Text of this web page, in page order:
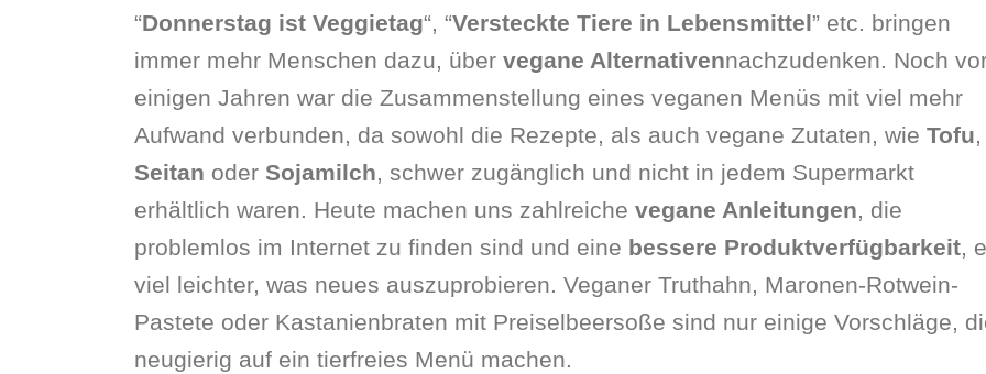
“Donnerstag ist Veggietag“, “Versteckte Tiere in Lebensmittel” etc. bringen
immer mehr Menschen dazu, über vegane Alternativennachzudenken. Noch
einigen Jahren war die Zusammenstellung eines veganen Menüs mit viel mehr
Aufwand verbunden, da sowohl die Rezepte, als auch vegane Zutaten, wie Tofu,
Seitan oder Sojamilch, schwer zugänglich und nicht in jedem Supermarkt
erhältlich waren. Heute machen uns zahlreiche vegane Anleitungen, die
problemlos im Internet zu finden sind und eine bessere Produktverfügbarkeit,
viel leichter, was neues auszuprobieren. Veganer Truthahn, Maronen-Rotwein-
Pastete oder Kastanienbraten mit Preiselbeersoße sind nur einige Vorschläge,
neugierig auf ein tierfreies Menü machen.